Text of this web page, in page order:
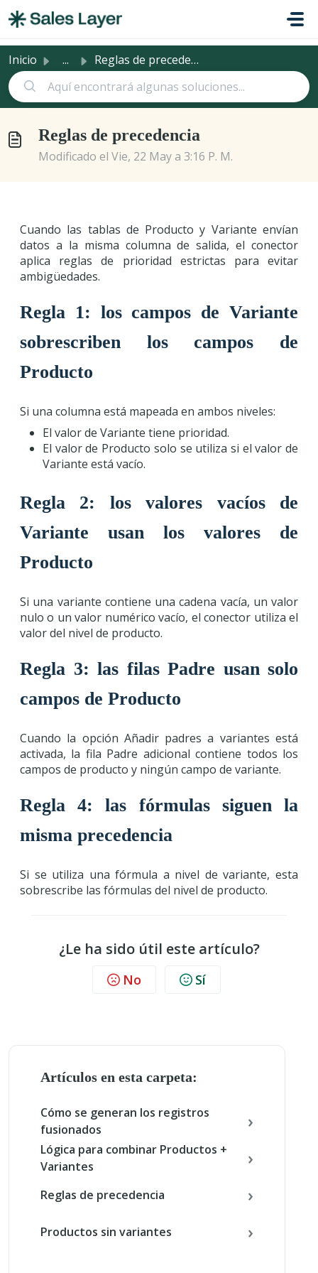
Inicio ... Reglas de precedencia
Reglas de precedencia
Modificado el Vie, 22 May a 3:16 P. M.
Cuando las tablas de Producto y Variante envían
datos a la misma columna de salida, el conector
aplica reglas de prioridad estrictas para evitar
ambigüedades.
Regla 1: los campos de Variante
sobrescriben los campos de
Producto
Si una columna está mapeada en ambos niveles:
El valor de Variante tiene prioridad.
El valor de Producto solo se utiliza si el valor de
Variante está vacío.
Regla 2: los valores vacíos de
Variante usan los valores de
Producto
Si una variante contiene una cadena vacía, un valor
nulo o un valor numérico vacío, el conector utiliza el
valor del nivel de producto.
Regla 3: las filas Padre usan solo
campos de Producto
Cuando la opción Añadir padres a variantes está
activada, la fila Padre adicional contiene todos los
campos de producto y ningún campo de variante.
Regla 4: las fórmulas siguen la
misma precedencia
Si se utiliza una fórmula a nivel de variante, esta
sobrescribe las fórmulas del nivel de producto.
¿Le ha sido útil este artículo?
No Sí
Artículos en esta carpeta:
Cómo se generan los registros
fusionados
Lógica para combinar Productos +
Variantes
Reglas de precedencia
Productos sin variantes